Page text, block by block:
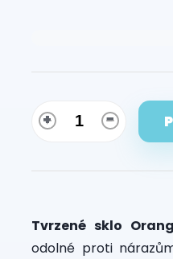
Tvrzené sklo
odolné proti